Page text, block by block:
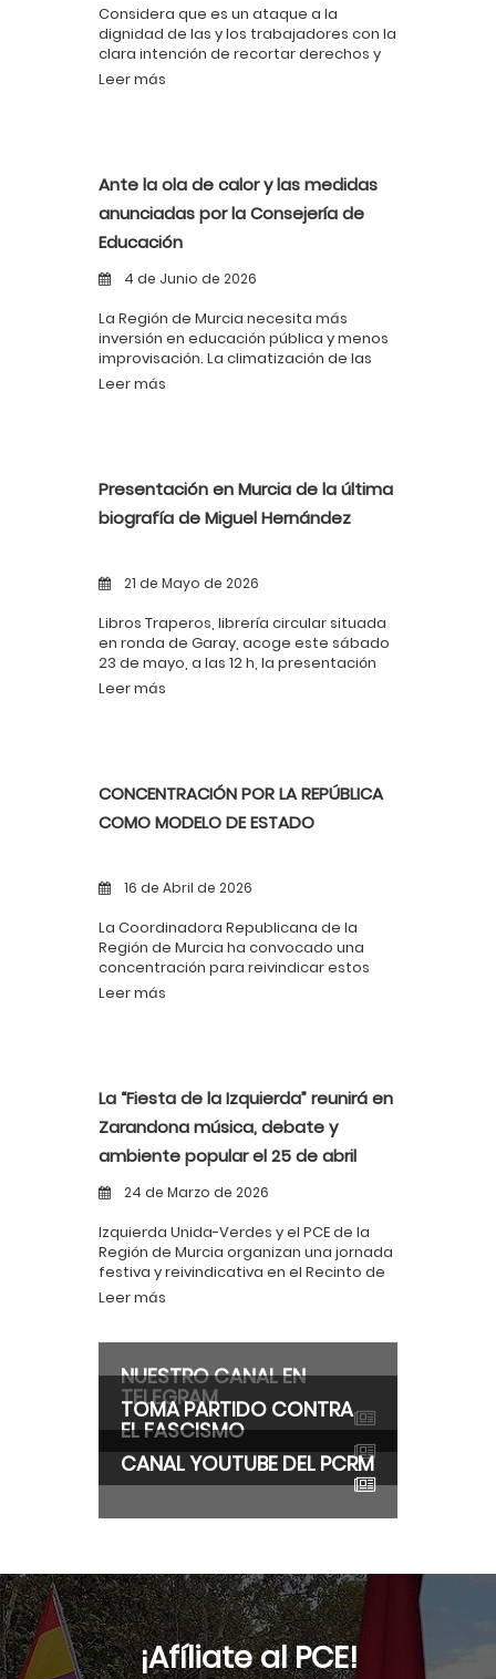
Considera que es un ataque a la
dignidad de las y los trabajadores con la
clara intención de recortar derechos y
aumentar la explotación
Leer más
Ante la ola de calor y las medidas
anunciadas por la Consejería de
Educación
4 de Junio de 2026
La Región de Murcia necesita más
inversión en educación pública y menos
improvisación. La climatización de las
aulas no es un lujo: es una necesidad y
Leer más
Presentación en Murcia de la última
biografía de Miguel Hernández
21 de Mayo de 2026
Libros Traperos, librería circular situada
en ronda de Garay, acoge este sábado
23 de mayo, a las 12 h, la presentación
en Murcia de Un poeta en la Historia.
organizado por el Partido Comunista de
la Región de Murcia.
Leer más
CONCENTRACIÓN POR LA REPÚBLICA
COMO MODELO DE ESTADO
16 de Abril de 2026
La Coordinadora Republicana de la
Región de Murcia ha convocado una
concentración para reivindicar estos
principios. El acto tendrá lugar el
Leer más
La “Fiesta de la Izquierda” reunirá en
Zarandona música, debate y
ambiente popular el 25 de abril
24 de Marzo de 2026
Izquierda Unida-Verdes y el PCE de la
Región de Murcia organizan una jornada
festiva y reivindicativa en el Recinto de
Fiestas Los Geranios, con entrada libre y
Leer más
NUESTRO CANAL EN
TELEGRAM
TOMA PARTIDO CONTRA
EL FASCISMO
CANAL YOUTUBE DEL PCRM
¡Afíliate al PCE!